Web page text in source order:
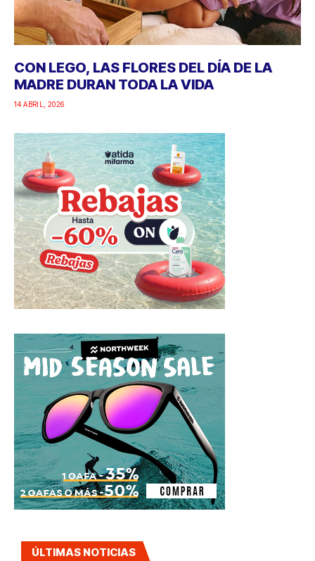
CON LEGO, LAS FLORES DEL DÍA DE LA
MADRE DURAN TODA LA VIDA
14 ABRIL, 2026
ÚLTIMAS NOTICIAS